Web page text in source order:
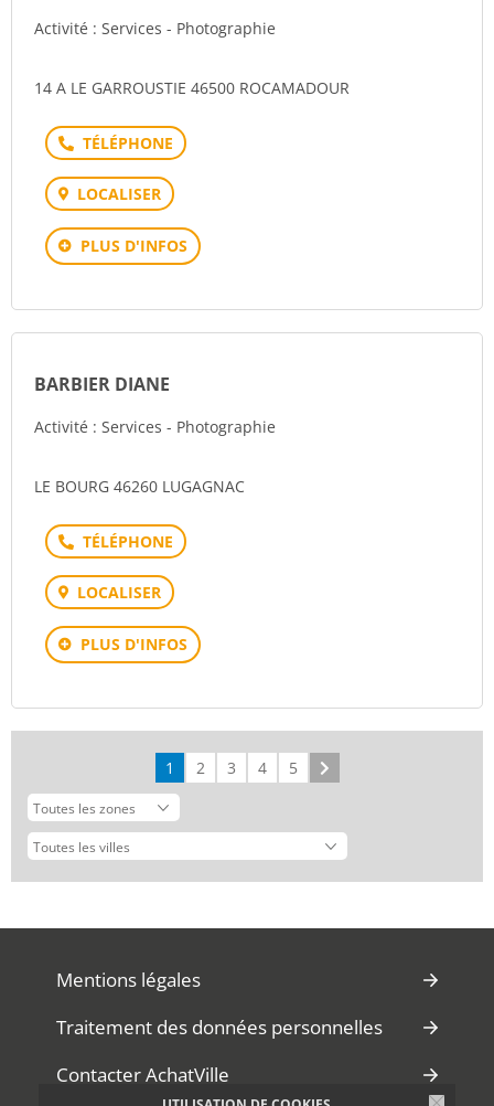
Activité : Services - Photographie
14 A LE GARROUSTIE 46500 ROCAMADOUR
Téléphone
LOCALISER
PLUS D'INFOS
BARBIER DIANE
Activité : Services - Photographie
LE BOURG 46260 LUGAGNAC
Téléphone
LOCALISER
PLUS D'INFOS
1 2 3 4 5
Mentions légales
Traitement des données personnelles
Contacter AchatVille